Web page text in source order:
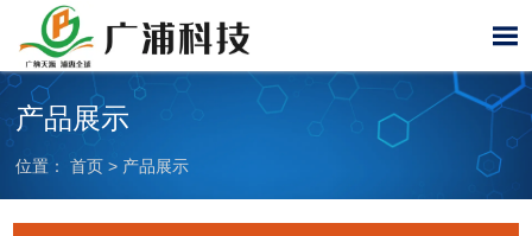

产品展示
位置：首页 > 产品展示